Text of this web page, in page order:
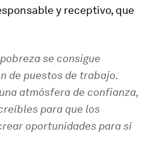
y receptivo, que
se consigue
de puestos de trabajo.
atmósfera de confianza,
para que los
oportunidades para sí